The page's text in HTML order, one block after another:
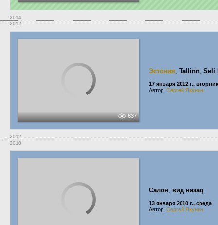
2014
2012
637
Эстония, Tallinn, Seli
17 января 2012 г., вторник
Автор: Сергей Якунин
2012
2010
Салон, вид назад
13 января 2010 г., среда
Автор: Сергей Якунин